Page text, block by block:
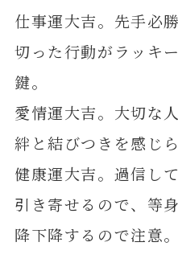
仕事運大吉。先手必
切った行動がラッキ
鍵。
愛情運大吉。大切な
絆と結びつきを感じ
健康運大吉。過信し
引き寄せるので、等
降下降するので注意。